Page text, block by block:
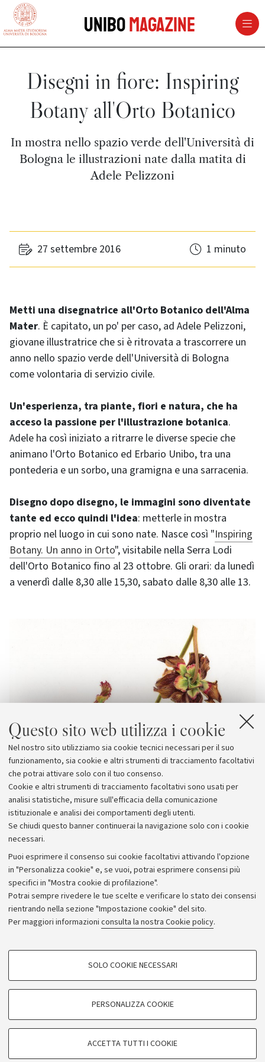
Questo sito web utilizza i cookie
Nel nostro sito utilizziamo sia cookie tecnici necessari per il suo
funzionamento, sia cookie e altri strumenti di tracciamento facoltativi
che potrai attivare solo con il tuo consenso.
Cookie e altri strumenti di tracciamento facoltativi sono usati per
analisi statistiche, misure sull'efficacia della comunicazione
istituzionale e analisi dei comportamenti degli utenti.
Se chiudi questo banner continuerai la navigazione solo con i cookie
necessari.
Puoi esprimere il consenso sui cookie facoltativi attivando l'opzione
in "Personalizza cookie" e, se vuoi, potrai esprimere consensi più
specifici in "Mostra cookie di profilazione".
Potrai sempre rivedere le tue scelte e verificare lo stato dei consensi
rientrando nella sezione "Impostazione cookie" del sito.
Per maggiori informazioni consulta la nostra Cookie policy.
COOKIE DI PROFILAZIONE - FACOLTATIVI
COOKIE TECNICI - NECESSARI
SOLO COOKIE NECESSARI
PERSONALIZZA COOKIE
ACCETTA TUTTI I COOKIE
vai al contenuto della pagina
UniboMagazine
Disegni in fiore: Inspiring
Botany all'Orto Botanico
In mostra nello spazio verde dell'Università di
Bologna le illustrazioni nate dalla matita di
Adele Pelizzoni
27 settembre 2016 1 minuto
Metti una disegnatrice all'Orto Botanico dell'Alma
Mater. È capitato, un po' per caso, ad Adele Pelizzoni,
giovane illustratrice che si è ritrovata a trascorrere un
anno nello spazio verde dell'Università di Bologna
come volontaria di servizio civile.
Un'esperienza, tra piante, fiori e natura, che ha
acceso la passione per l'illustrazione botanica.
Adele ha così iniziato a ritrarre le diverse specie che
animano l'Orto Botanico ed Erbario Unibo, tra una
pontederia e un sorbo, una gramigna e una sarracenia.
Disegno dopo disegno, le immagini sono diventate
tante ed ecco quindi l'idea: metterle in mostra
proprio nel luogo in cui sono nate. Nasce così "Inspiring
Botany. Un anno in Orto", visitabile nella Serra Lodi
dell'Orto Botanico fino al 23 ottobre. Gli orari: da lunedì
a venerdì dalle 8,30 alle 15,30, sabato dalle 8,30 alle 13.
Archivio
Comunicati stampa
Redazione
Rassegna stampa
© Copyright 2026 - ALMA MATER STUDIORUM - Università di
Bologna - Via Zamboni, 33 - 40126 Bologna - PI: 01131710376 -
CF: 80007010376